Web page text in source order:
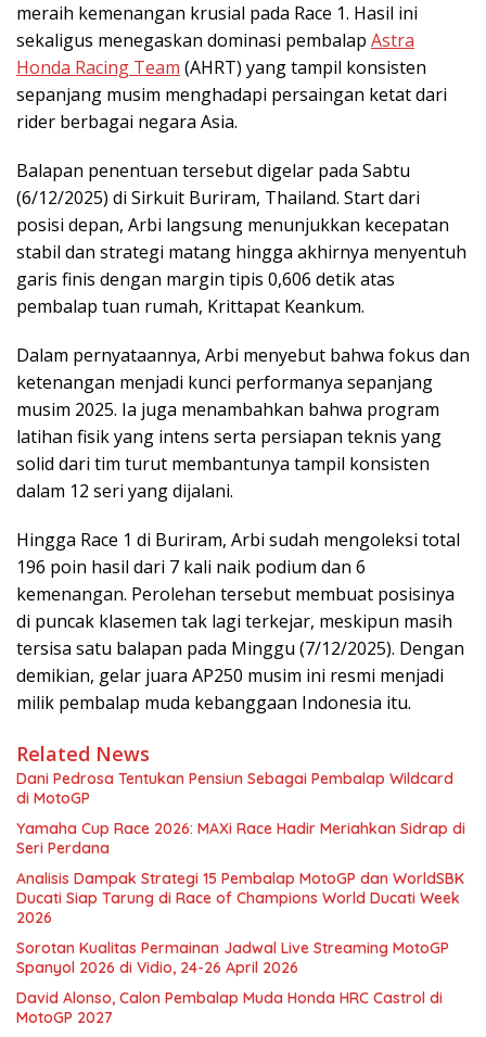
meraih kemenangan krusial pada Race 1. Hasil ini
sekaligus menegaskan dominasi pembalap Astra
Honda Racing Team (AHRT) yang tampil konsisten
sepanjang musim menghadapi persaingan ketat dari
rider berbagai negara Asia.
Balapan penentuan tersebut digelar pada Sabtu
(6/12/2025) di Sirkuit Buriram, Thailand. Start dari
posisi depan, Arbi langsung menunjukkan kecepatan
stabil dan strategi matang hingga akhirnya menyentuh
garis finis dengan margin tipis 0,606 detik atas
pembalap tuan rumah, Krittapat Keankum.
Dalam pernyataannya, Arbi menyebut bahwa fokus dan
ketenangan menjadi kunci performanya sepanjang
musim 2025. Ia juga menambahkan bahwa program
latihan fisik yang intens serta persiapan teknis yang
solid dari tim turut membantunya tampil konsisten
dalam 12 seri yang dijalani.
Hingga Race 1 di Buriram, Arbi sudah mengoleksi total
196 poin hasil dari 7 kali naik podium dan 6
kemenangan. Perolehan tersebut membuat posisinya
di puncak klasemen tak lagi terkejar, meskipun masih
tersisa satu balapan pada Minggu (7/12/2025). Dengan
demikian, gelar juara AP250 musim ini resmi menjadi
milik pembalap muda kebanggaan Indonesia itu.
Related News
Dani Pedrosa Tentukan Pensiun Sebagai Pembalap Wildcard
di MotoGP
Yamaha Cup Race 2026: MAXi Race Hadir Meriahkan Sidrap di
Seri Perdana
Analisis Dampak Strategi 15 Pembalap MotoGP dan WorldSBK
Ducati Siap Tarung di Race of Champions World Ducati Week
2026
Sorotan Kualitas Permainan Jadwal Live Streaming MotoGP
Spanyol 2026 di Vidio, 24-26 April 2026
David Alonso, Calon Pembalap Muda Honda HRC Castrol di
MotoGP 2027